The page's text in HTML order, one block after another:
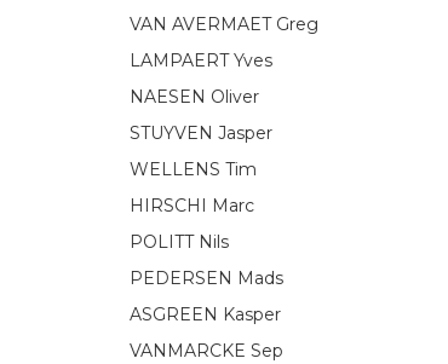
VAN AVERMAET Greg
LAMPAERT Yves
NAESEN Oliver
STUYVEN Jasper
WELLENS Tim
HIRSCHI Marc
POLITT Nils
PEDERSEN Mads
ASGREEN Kasper
VANMARCKE Sep